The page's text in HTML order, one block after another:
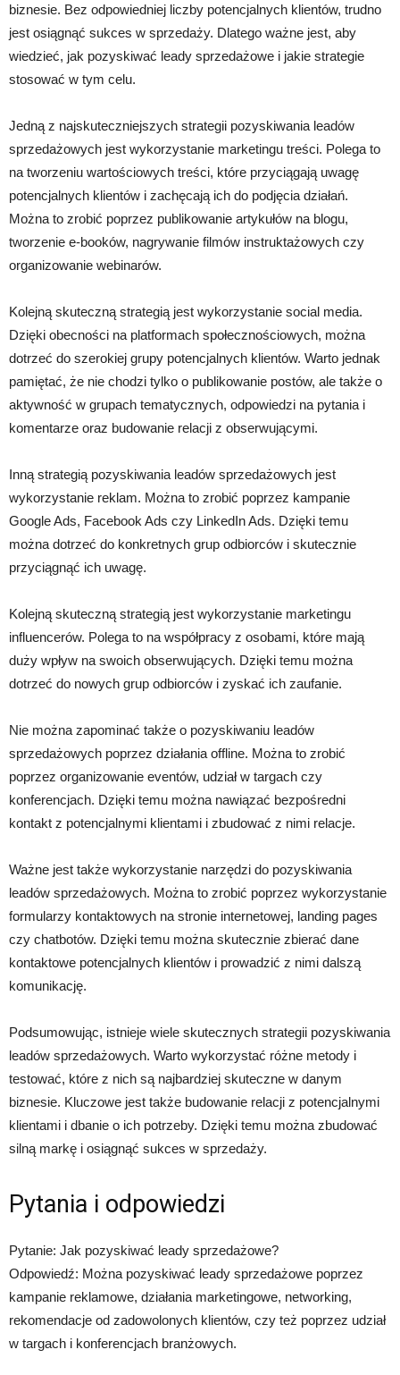
biznesie. Bez odpowiedniej liczby potencjalnych klientów, trudno
jest osiągnąć sukces w sprzedaży. Dlatego ważne jest, aby
wiedzieć, jak pozyskiwać leady sprzedażowe i jakie strategie
stosować w tym celu.
Jedną z najskuteczniejszych strategii pozyskiwania leadów
sprzedażowych jest wykorzystanie marketingu treści. Polega to
na tworzeniu wartościowych treści, które przyciągają uwagę
potencjalnych klientów i zachęcają ich do podjęcia działań.
Można to zrobić poprzez publikowanie artykułów na blogu,
tworzenie e-booków, nagrywanie filmów instruktażowych czy
organizowanie webinarów.
Kolejną skuteczną strategią jest wykorzystanie social media.
Dzięki obecności na platformach społecznościowych, można
dotrzeć do szerokiej grupy potencjalnych klientów. Warto jednak
pamiętać, że nie chodzi tylko o publikowanie postów, ale także o
aktywność w grupach tematycznych, odpowiedzi na pytania i
komentarze oraz budowanie relacji z obserwującymi.
Inną strategią pozyskiwania leadów sprzedażowych jest
wykorzystanie reklam. Można to zrobić poprzez kampanie
Google Ads, Facebook Ads czy LinkedIn Ads. Dzięki temu
można dotrzeć do konkretnych grup odbiorców i skutecznie
przyciągnąć ich uwagę.
Kolejną skuteczną strategią jest wykorzystanie marketingu
influencerów. Polega to na współpracy z osobami, które mają
duży wpływ na swoich obserwujących. Dzięki temu można
dotrzeć do nowych grup odbiorców i zyskać ich zaufanie.
Nie można zapominać także o pozyskiwaniu leadów
sprzedażowych poprzez działania offline. Można to zrobić
poprzez organizowanie eventów, udział w targach czy
konferencjach. Dzięki temu można nawiązać bezpośredni
kontakt z potencjalnymi klientami i zbudować z nimi relacje.
Ważne jest także wykorzystanie narzędzi do pozyskiwania
leadów sprzedażowych. Można to zrobić poprzez wykorzystanie
formularzy kontaktowych na stronie internetowej, landing pages
czy chatbotów. Dzięki temu można skutecznie zbierać dane
kontaktowe potencjalnych klientów i prowadzić z nimi dalszą
komunikację.
Podsumowując, istnieje wiele skutecznych strategii pozyskiwania
leadów sprzedażowych. Warto wykorzystać różne metody i
testować, które z nich są najbardziej skuteczne w danym
biznesie. Kluczowe jest także budowanie relacji z potencjalnymi
klientami i dbanie o ich potrzeby. Dzięki temu można zbudować
silną markę i osiągnąć sukces w sprzedaży.
Pytania i odpowiedzi
Pytanie: Jak pozyskiwać leady sprzedażowe?
Odpowiedź: Można pozyskiwać leady sprzedażowe poprzez
kampanie reklamowe, działania marketingowe, networking,
rekomendacje od zadowolonych klientów, czy też poprzez udział
w targach i konferencjach branżowych.